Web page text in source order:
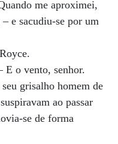
me aproximei,
e sacudiu-se por um
o vento, senhor.
grisalho homem de
ao passar
se de forma